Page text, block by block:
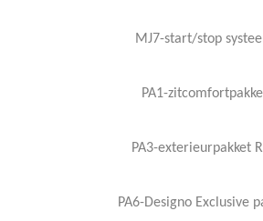
MJ7-start/stop
PA1-
PA3-exterieurpakket
PA6-Designo Exclusive